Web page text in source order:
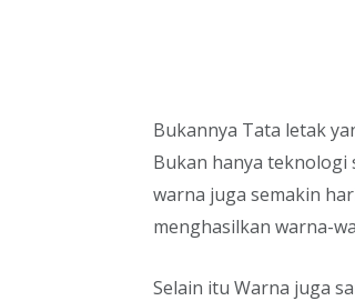
Bukannya Tata letak
Bukan hanya teknologi
warna juga semakin
menghasilkan warna-
Selain itu Warna juga